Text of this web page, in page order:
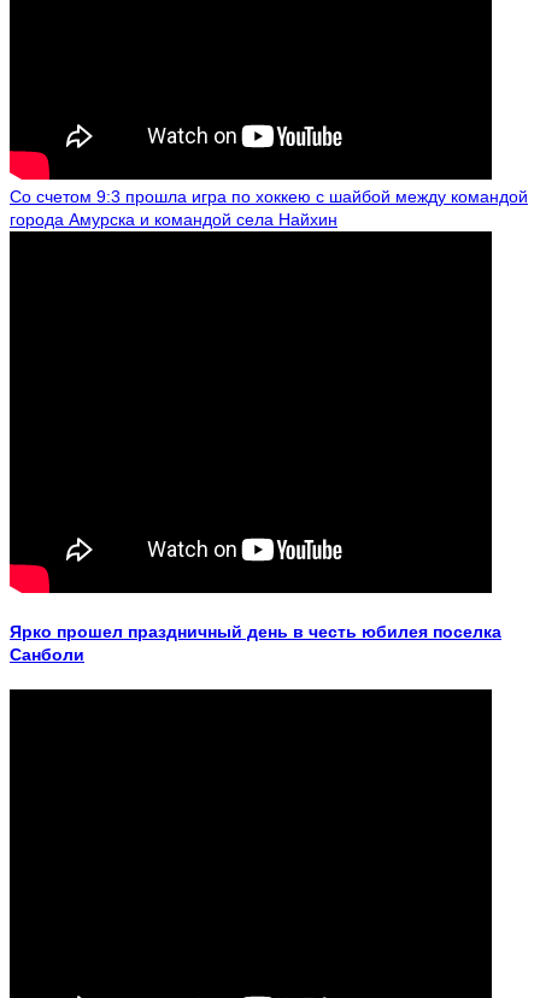
Со счетом 9:3 прошла игра по хоккею с шайбой между командой
города Амурска и командой села Найхин
Ярко прошел праздничный день в честь юбилея поселка
Санболи